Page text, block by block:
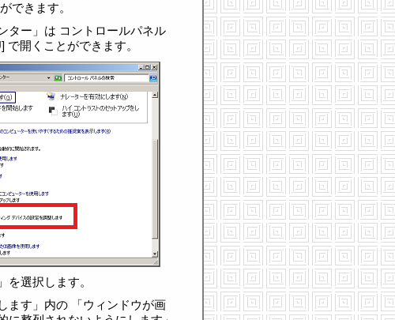
できます。
ター」は コントロールパネル
開くことができます。
を選択します。
ます」内の 「ウィンドウが画